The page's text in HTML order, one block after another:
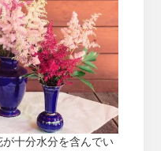
十分水分を含んでい